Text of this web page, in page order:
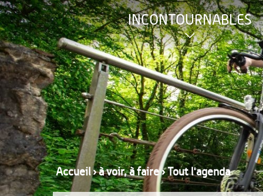
INCONTOURNABLES
Accueil›à voir, à faire›Tout l'agenda